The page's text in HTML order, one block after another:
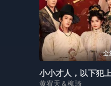
全
小小才人，以下犯上
黄宥天＆柳琦